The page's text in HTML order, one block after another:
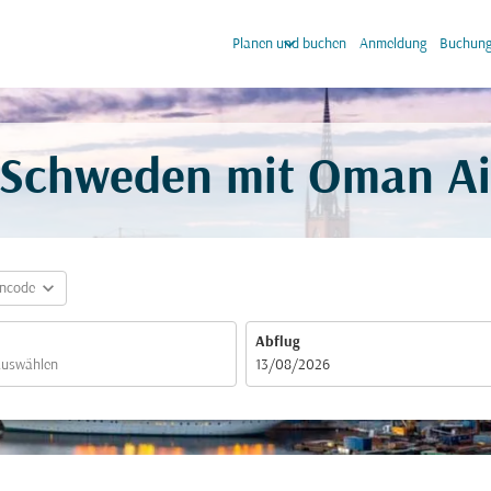
Planen und buchen
keyboard_arrow_down Anmeldung
mit Oman
expand_more
Abflug
fc-booking-departure-date-aria-label
13/08/2026